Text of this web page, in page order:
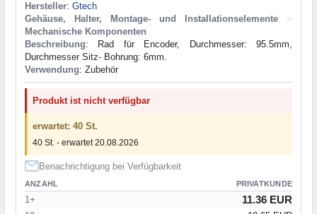
Hersteller: Gtech
Gehäuse, Halter, Montage- und Installationselemente
>
Mechanische Komponenten
Beschreibung: Rad für Encoder, Durchmesser: 95.5mm,
Durchmesser Sitz- Bohrung: 6mm.
Verwendung: Zubehör
Produkt ist nicht verfügbar
erwartet: 40 St.
40 St. - erwartet 20.08.2026
Benachrichtigung bei Verfügbarkeit
ANZAHL PRIVATKUNDE
1+ 11.36 EUR